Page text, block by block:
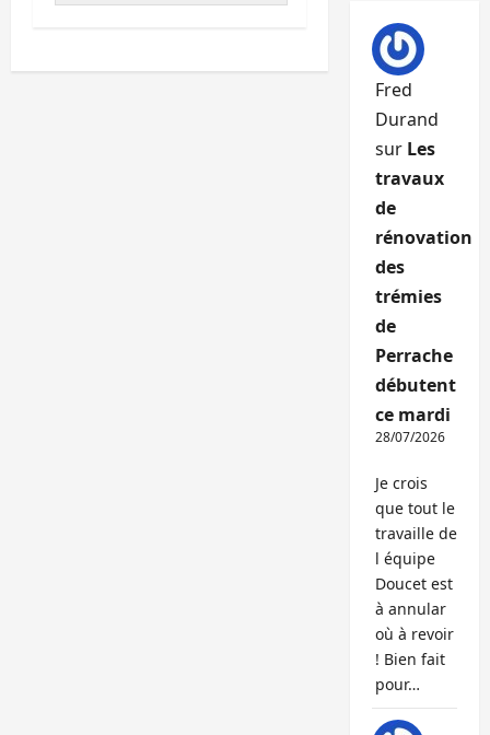
Fred
Durand
sur Les
travaux
de
rénovation
des
trémies
de
Perrache
débutent
ce mardi
28/07/2026
Je crois
que tout le
travaille de
l équipe
Doucet est
à annular
où à revoir
! Bien fait
pour…